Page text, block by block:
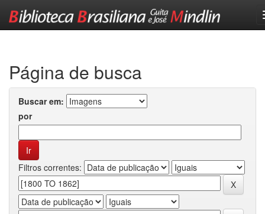
Página de busca
Buscar em:
por
Filtros correntes: